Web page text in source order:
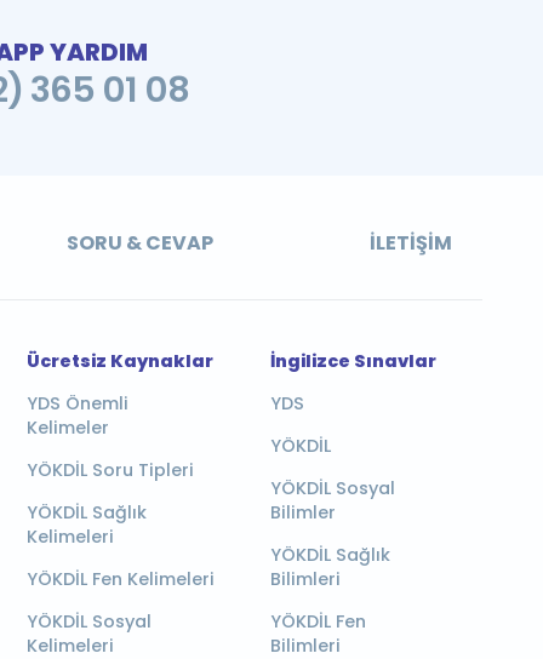
YARDIM
365 01 08
SORU & CEVAP İLETIŞIM
Ücretsiz Kaynaklar
YDS Önemli
Kelimeler
YÖKDİL Soru Tipleri
YÖKDİL Sağlık
Kelimeleri
YÖKDİL Fen Kelimeleri
YÖKDİL Sosyal
Kelimeleri
İngilizce Sınavlar
YDS
YÖKDİL
YÖKDİL Sosyal
Bilimler
YÖKDİL Sağlık
Bilimleri
YÖKDİL Fen
Bilimleri